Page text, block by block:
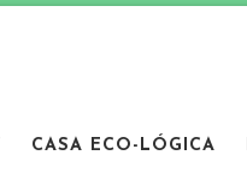
CASA ECO-LÓGICA